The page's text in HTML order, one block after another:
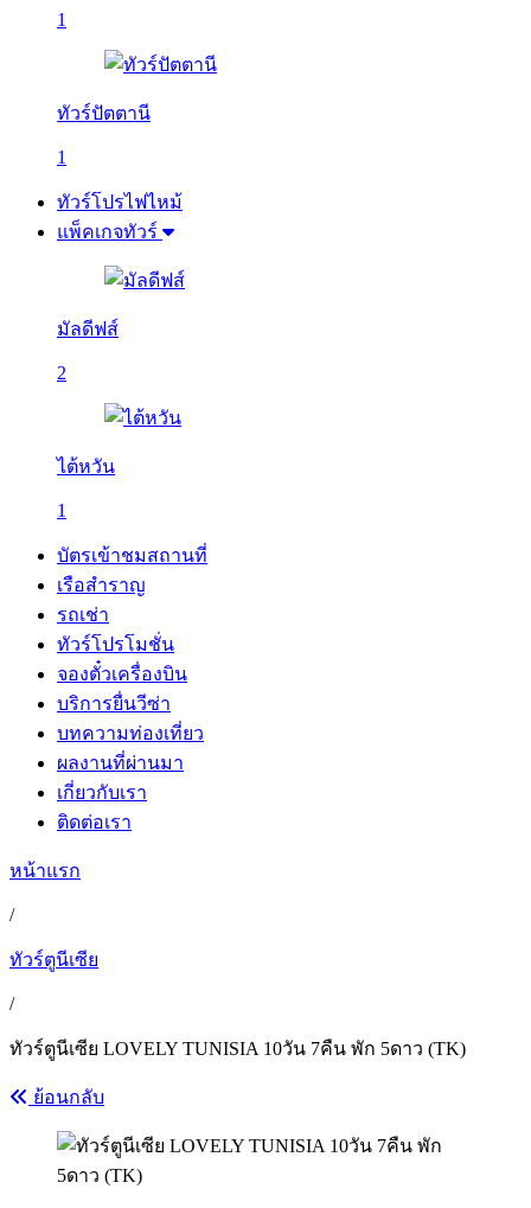
1
ทัวร์ปัตตานี
1
ทัวร์โปรไฟไหม้
แพ็คเกจทัวร์
มัลดีฟส์
2
ไต้หวัน
1
บัตรเข้าชมสถานที่
เรือสำราญ
รถเช่า
ทัวร์โปรโมชั่น
จองตั๋วเครื่องบิน
บริการยื่นวีซ่า
บทความท่องเที่ยว
ผลงานที่ผ่านมา
เกี่ยวกับเรา
ติดต่อเรา
หน้าแรก
/
ทัวร์ตูนีเซีย
/
ทัวร์ตูนีเซีย LOVELY TUNISIA 10วัน 7คืน พัก 5ดาว (TK)
ย้อนกลับ